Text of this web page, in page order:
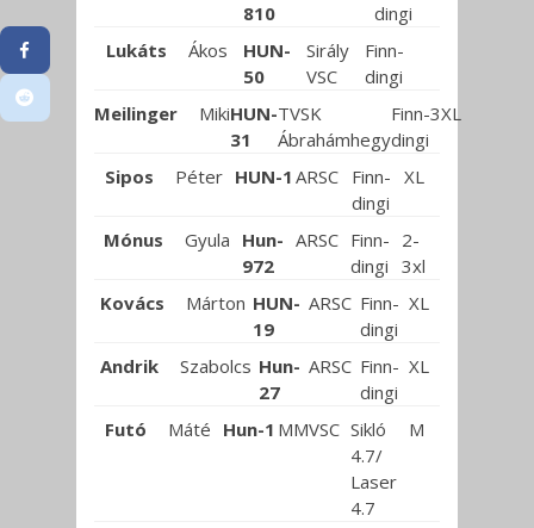
810
dingi
Lukáts
Ákos
HUN-
50
Sirály
VSC
Finn-
dingi
Meilinger
MikiHUN-
31
TVSK
Ábrahámhegy
Finn-
dingi
3XL
Sipos Péter HUN-1 ARSC Finn-
dingi
XL
Mónus Gyula Hun-
972
ARSC Finn-
dingi
2-
3xl
Kovács
Márton HUN-
19
ARSC Finn-
dingi
XL
Andrik Szabolcs Hun-
27
ARSC Finn-
dingi
XL
Futó Máté Hun-1 MMVSC Sikló
4.7/
Laser
4.7
M